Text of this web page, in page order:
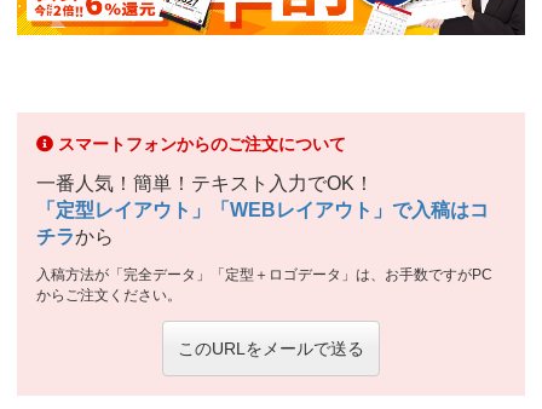
スマートフォンからのご注文について
一番人気！簡単！テキスト入力でOK！
「定型レイアウト」「WEBレイアウト」で入稿はコ
チラから
入稿方法が「完全データ」「定型＋ロゴデータ」は、お手数ですがPC
からご注文ください。
このURLをメールで送る